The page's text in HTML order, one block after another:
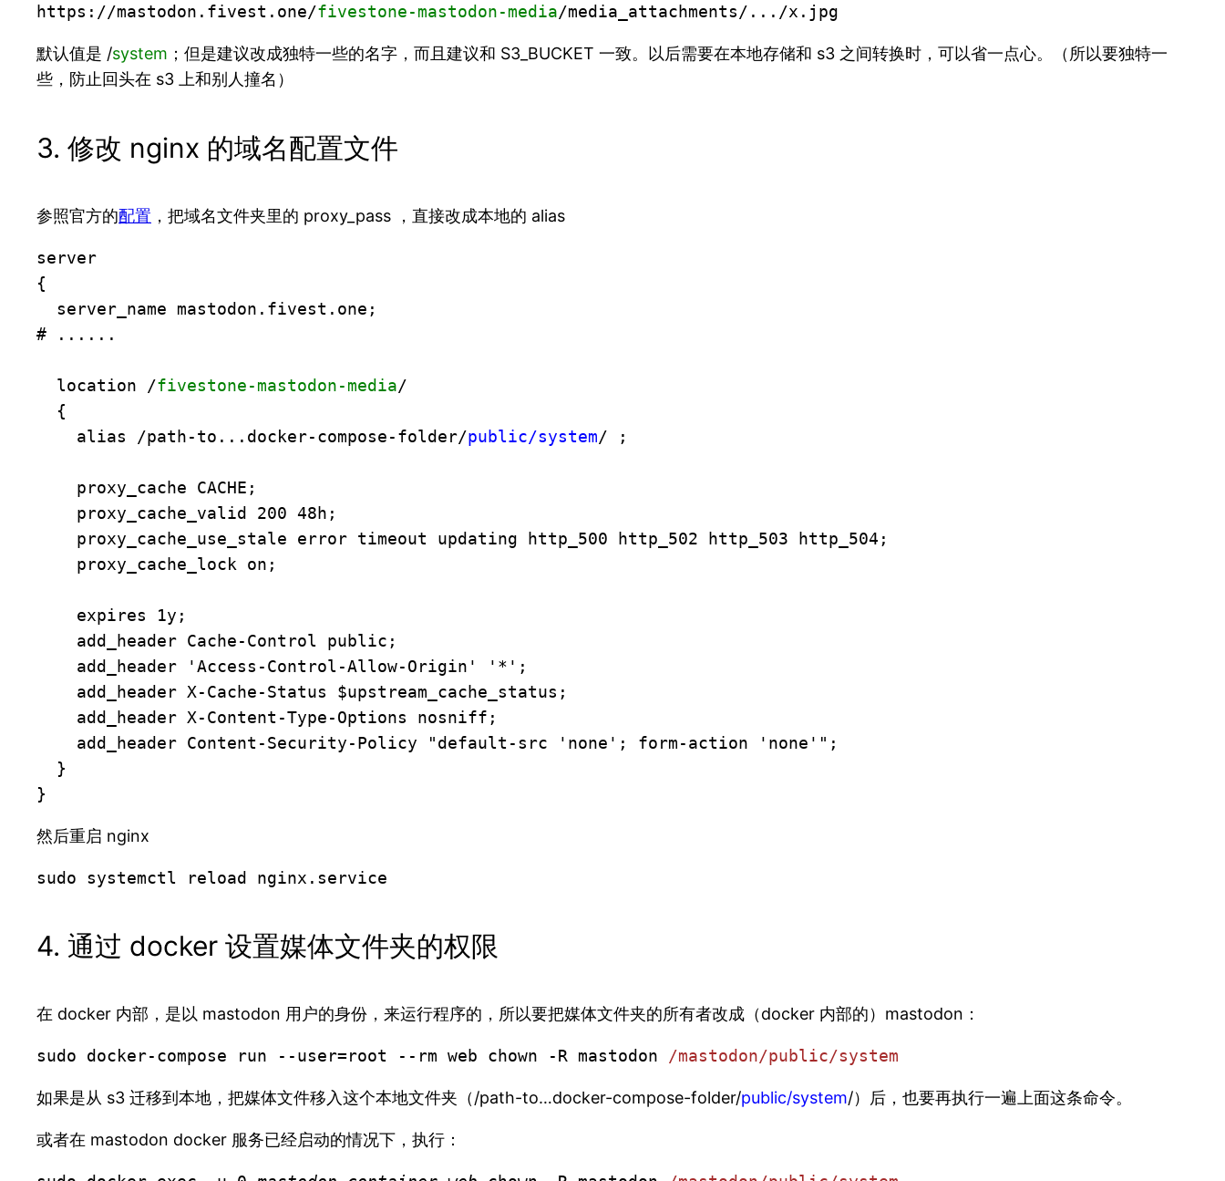
https://mastodon.fivest.one/fivestone-mastodon-media/media_attachments/.../x.jpg
默认值是 /system ；但是建议改成独特一些的名字，而且建议和 S3_BUCKET 一致。以后需要在本地存储和 s3 之间转换时，可以省一点心。（所以要独特一
些，防止回头在 s3 上和别人撞名）
3. 修改 nginx 的域名配置文件
参照官方的配置 ，把域名文件夹里的 proxy_pass ，直接改成本地的 alias
server
{
# ......
  location /
fivestone-mastodon-media/
    alias /path-to...docker-compose-folder/
public/system/ ;
}
然后重启 nginx
sudo systemctl reload nginx.service
4. 通过 docker 设置媒体文件夹的权限
在 docker 内部，是以 mastodon 用户的身份，来运行程序的，所以要把媒体文件夹的所有者改成（docker 内部的）mastodon：
sudo docker-compose run --user=root --rm web chown -R mastodon /mastodon/public/system
如果是从 s3 迁移到本地，把媒体文件移入这个本地文件夹（/path-to…docker-compose-folder/public/system/）后，也要再执行一遍上面这条命令。
或者在 mastodon docker 服务已经启动的情况下，执行：